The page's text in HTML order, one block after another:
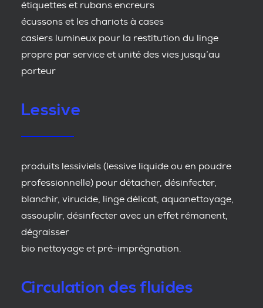
étiquettes et rubans encreurs
écussons et les chariots à cases
casiers lumineux pour la restitution du linge
propre par service et unité des vies jusqu’au
porteur
Lessive
produits lessiviels (lessive liquide ou en poudre
professionnelle) pour détacher, désinfecter,
blanchir, virucide, linge délicat, aquanettoyage,
assouplir, désinfecter avec un effet rémanent,
dégraisser
bio nettoyage et pré-imprégnation.
Circulation des fluides